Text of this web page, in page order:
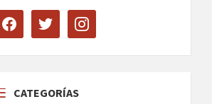
facebook twitter instagram
CATEGORÍAS